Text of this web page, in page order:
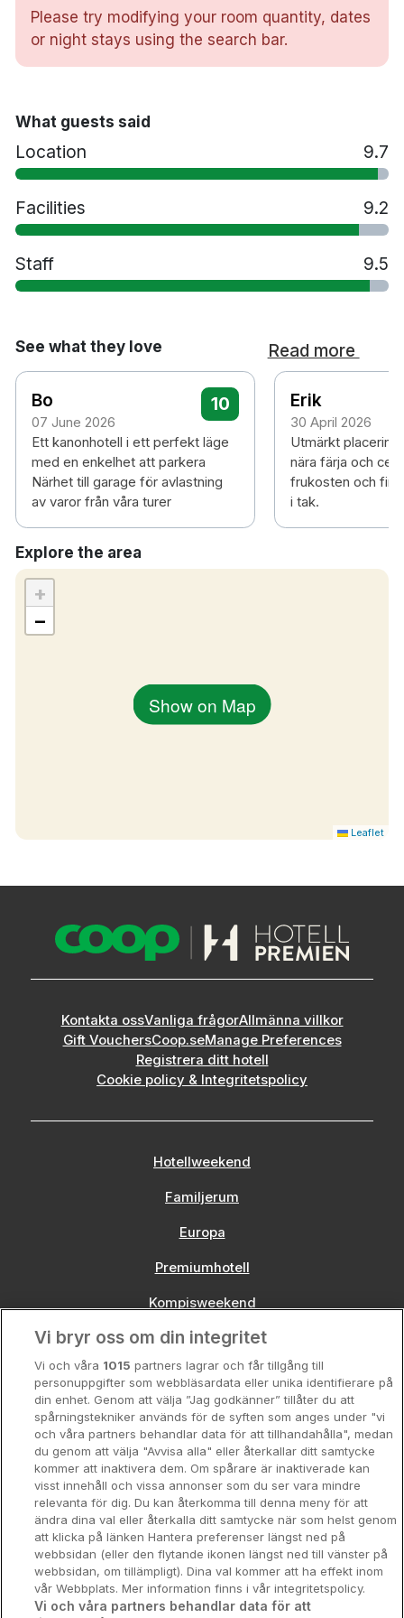
i gymmet.
Husdjur är tillåtna mot en avgift. Vänligen ange
i kommentarsfältet vid bokning om ni önskar
ett djurvänligt rum, då dessa finns i begränsat
antal
Tillgänglighetsanpassade rum finns
tillgängliga
3 minuters promenad till Knutpunkten
5 minuters promenad till Helsingborgs
8 minuters promenad till Kärnan
32 minuters bilresa till Helsingborg Ängelholm
Please try modifying your room quantity, dates
or night stays using the search bar.
What guests said
Location 9.7
Facilities 9.2
Staff 9.5
See what they love Read more
Bo
07 June 2026
10
Ett kanonhotell i ett perfekt läge
med en enkelhet att parkera
Närhet till garage för avlastning
av varor från våra turer
Erik
30 April 2026
Utmärkt placering
nära färja och
frukosten och fin
i tak.
Explore the area
Show on Map
+
−
Leaflet
Kontakta ossVanliga frågorAllmänna villkor
Gift VouchersCoop.seManage Preferences
Registrera ditt hotell
Cookie policy & Integritetspolicy
Hotellweekend
Familjerum
Europa
Premiumhotell
Kompisweekend
Storstadsweekend
Hotellrum under 995 kr
Spahotell
Sydsverige
Om Hotellpremien
Nya hotell
Stadsweekend
Vi bryr oss om din integritet
Vi och våra 1015 partners lagrar och får tillgång till
personuppgifter som webbläsardata eller unika identifierare på
din enhet. Genom att välja ”Jag godkänner” tillåter du att
spårningstekniker används för de syften som anges under "vi
och våra partners behandlar data för att tillhandahålla", medan
du genom att välja "Avvisa alla" eller återkallar ditt samtycke
kommer att inaktivera dem. Om spårare är inaktiverade kan
visst innehåll och vissa annonser som du ser vara mindre
relevanta för dig. Du kan återkomma till denna meny för att
ändra dina val eller återkalla ditt samtycke när som helst genom
att klicka på länken Hantera preferenser längst ned på
webbsidan (eller den flytande ikonen längst ned till vänster på
webbsidan, om tillämpligt). Dina val kommer att ha effekt inom
vår Webbplats. Mer information finns i vår integritetspolicy.
Vi och våra partners behandlar data för att